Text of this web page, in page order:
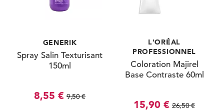
GENERIK
Spray Salin Texturisant
150ml
8,55 € 9,50 €
L'ORÉAL
PROFESSIONNEL
Coloration Majirel
Base Contraste 60ml
15,90 € 26,50 €